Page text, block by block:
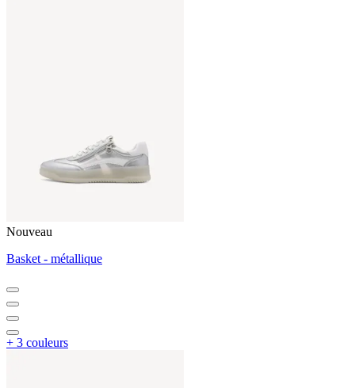
Nouveau
Basket - métallique
+ 3 couleurs